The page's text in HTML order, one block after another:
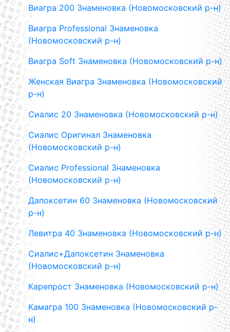
Виагра 200 Знаменовка (Новомосковский р-н)
Виагра Professional Знаменовка
(Новомосковский р-н)
Виагра Soft Знаменовка (Новомосковский р-н)
Женская Виагра Знаменовка (Новомосковский
р-н)
Сиалис 20 Знаменовка (Новомосковский р-н)
Сиалис Оригинал Знаменовка
(Новомосковский р-н)
Сиалис Professional Знаменовка
(Новомосковский р-н)
Дапоксетин 60 Знаменовка (Новомосковский
р-н)
Левитра 40 Знаменовка (Новомосковский р-н)
Сиалис+Дапоксетин Знаменовка
(Новомосковский р-н)
Карепрост Знаменовка (Новомосковский р-н)
Камагра 100 Знаменовка (Новомосковский р-
н)